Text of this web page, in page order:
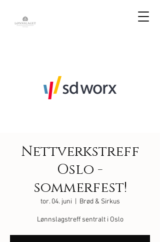
Nettverkstreff
Oslo -
sommerfest!
tor. 04. juni Brød & Sirkus
Lønnslagstreff sentralt i Oslo